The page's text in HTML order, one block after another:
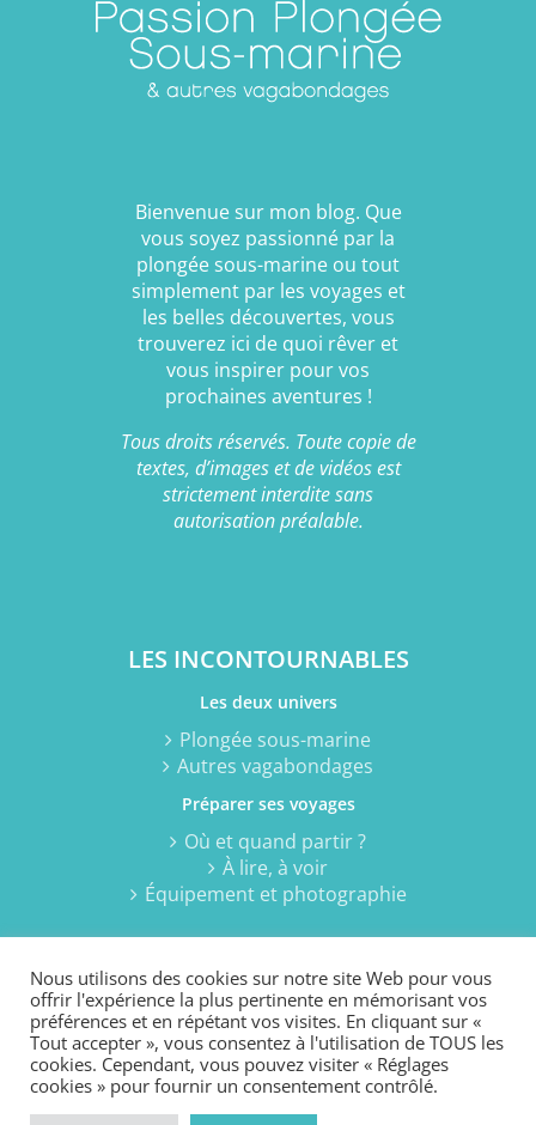
Bienvenue sur mon blog. Que
vous soyez passionné par la
plongée sous-marine ou tout
simplement par les voyages et
les belles découvertes, vous
trouverez ici de quoi rêver et
vous inspirer pour vos
prochaines aventures !
Tous droits réservés. Toute copie de
textes, d’images et de vidéos est
strictement interdite sans
autorisation préalable.
LES INCONTOURNABLES
Les deux univers
Plongée sous-marine
Autres vagabondages
Préparer ses voyages
Où et quand partir ?
À lire, à voir
Équipement et photographie
© 2021 Passion plongée sous-marine... et autres vagabondages
2006-2021 - Sandrine Leveugle-Souan -MENTIONS LEGALES
Nous utilisons des cookies sur notre site Web pour vous
offrir l'expérience la plus pertinente en mémorisant vos
préférences et en répétant vos visites. En cliquant sur «
Tout accepter », vous consentez à l'utilisation de TOUS les
cookies. Cependant, vous pouvez visiter « Réglages
cookies » pour fournir un consentement contrôlé.